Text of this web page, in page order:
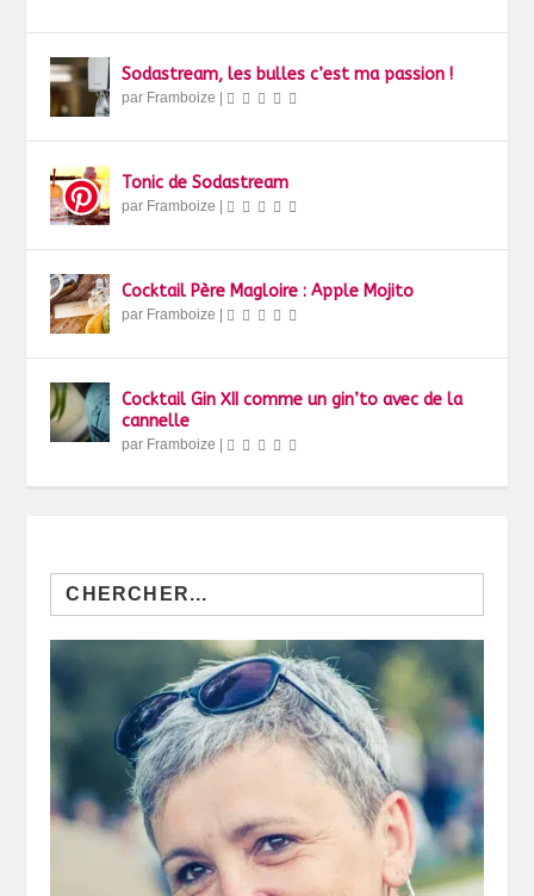
Sodastream, les bulles c’est ma passion !
par Framboize |
Tonic de Sodastream
par Framboize |
Cocktail Père Magloire : Apple Mojito
par Framboize |
Cocktail Gin XII comme un gin’to avec de la
cannelle
par Framboize |
Search
for: